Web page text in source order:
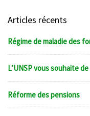
Articles récents
Régime de maladie des
L’UNSP vous souhaite
Réforme des pensions